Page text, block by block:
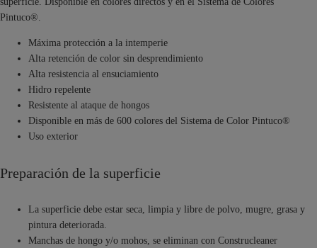
Pintuco®.
Máxima protección a la intemperie
Alta retención de color sin desprendimiento
Alta resistencia al ensuciamiento
Hidro repelente
Resistente al ataque de hongos
Disponible en más de 600 colores del Sistema de Color Pintuco®
Uso exterior
Preparación de la superficie
La superficie debe estar seca, limpia y libre de polvo, mugre, grasa y
pintura deteriorada.
Manchas de hongo y/o mohos, se eliminan con Construcleaner